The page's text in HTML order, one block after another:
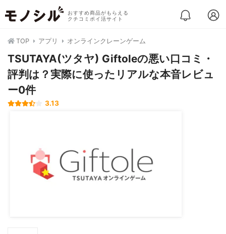
おすすめ商品がもらえる
クチコミポイ活サイト
TOP アプリ オンラインクレーンゲーム
TSUTAYA(ツタヤ) Giftoleの悪い口コミ・
評判は？実際に使ったリアルな本音レビュ
ー0件
3.13